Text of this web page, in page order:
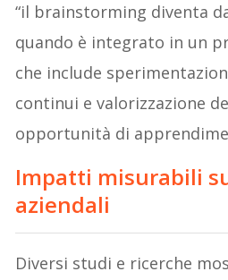
“il brainstorming diventa
quando è integrato in un
che include
continui e valorizzazione
opportunità di
Impatti misurabili
aziendali
Diversi studi e ricerche